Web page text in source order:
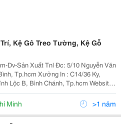
Kệ Gô Treo Tường, Kệ Gỗ
Tnl Đc: 5/10 Nguyễn Văn
In : C14/36 Ky,
B, Bình Chánh, Tp.hcm Website:
Hoặc:
Tnlvietnam . Chuyên Sản Xuất
Minh >1 năm